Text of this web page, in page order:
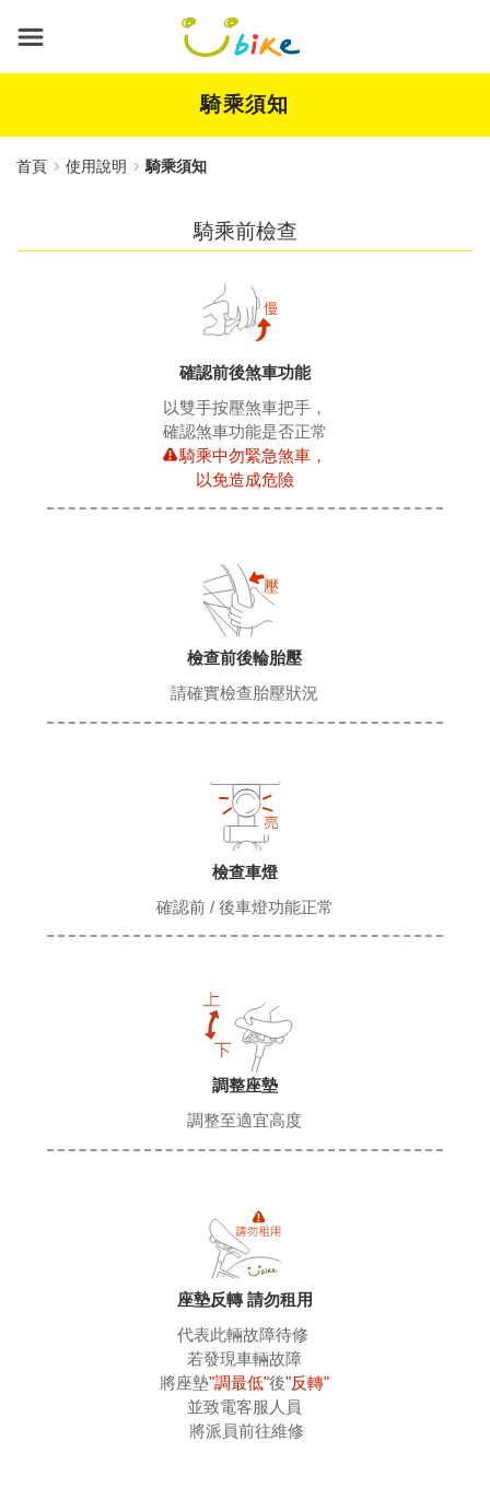
要
騎乘須知
首頁 使用說明 騎乘須知
騎乘前檢查
確認前後煞車功能
以雙手按壓煞車把手，
確認煞車功能是否正常
騎乘中勿緊急煞車，
以免造成危險
檢查前後輪胎壓
請確實檢查胎壓狀況
檢查車燈
確認前 / 後車燈功能正常
調整座墊
調整至適宜高度
座墊反轉 請勿租用
代表此輛故障待修
若發現車輛故障
將座墊"調最低"後"反轉"
並致電客服人員
將派員前往維修